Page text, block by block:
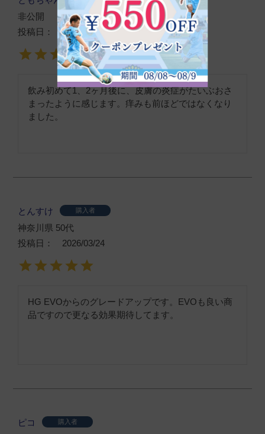
非公開
投稿日
2026/05/28
飲み初めて1、2ヶ月後に、皮膚の炎症がたいぶおさ
まったように感じます。痒みも前ほどではなくなり
ました。
とんすけ 購入者
神奈川県 50代
投稿日
2026/03/24
HG EVOからのグレードアップです。EVOも良い商
品ですので更なる効果期待してます。
ピコ 購入者